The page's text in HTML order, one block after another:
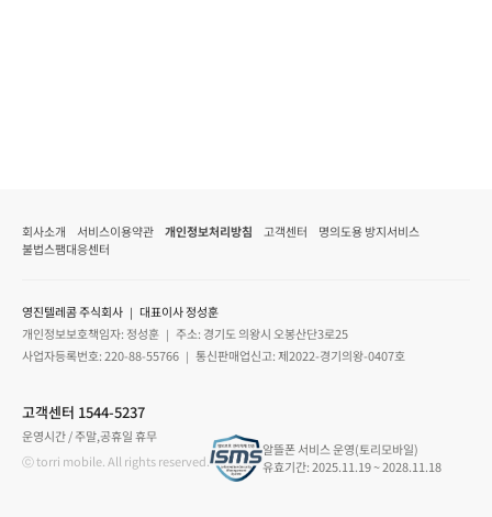
회사소개 서비스이용약관 개인정보처리방침 고객센터
명의도용 방지서비스
불법스팸대응센터
영진텔레콤 주식회사 ｜ 대표이사 정성훈
개인정보보호책임자: 정성훈 ｜ 주소: 경기도 의왕시 오봉산단3로25
사업자등록번호: 220-88-55766 ｜ 통신판매업신고: 제2022-경기의왕-0407호
고객센터 1544-5237
운영시간 / 주말,공휴일 휴무
ⓒ torri mobile. All rights reserved.
알뜰폰 서비스 운영(토리모바일)
유효기간: 2025.11.19 ~ 2028.11.18